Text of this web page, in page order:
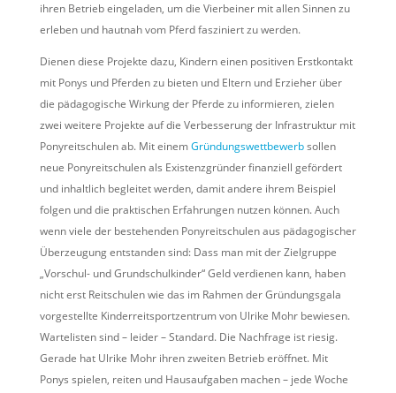
ihren Betrieb eingeladen, um die Vierbeiner mit allen Sinnen zu
erleben und hautnah vom Pferd fasziniert zu werden.
Dienen diese Projekte dazu, Kindern einen positiven Erstkontakt
mit Ponys und Pferden zu bieten und Eltern und Erzieher über
die pädagogische Wirkung der Pferde zu informieren, zielen
zwei weitere Projekte auf die Verbesserung der Infrastruktur mit
Ponyreitschulen ab. Mit einemGründungswettbewerbsollen
neue Ponyreitschulen als Existenzgründer finanziell gefördert
und inhaltlich begleitet werden, damit andere ihrem Beispiel
folgen und die praktischen Erfahrungen nutzen können. Auch
wenn viele der bestehenden Ponyreitschulen aus pädagogischer
Überzeugung entstanden sind: Dass man mit der Zielgruppe
„Vorschul- und Grundschulkinder“ Geld verdienen kann, haben
nicht erst Reitschulen wie das im Rahmen der Gründungsgala
vorgestellte Kinderreitsportzentrum von Ulrike Mohr bewiesen.
Wartelisten sind – leider – Standard. Die Nachfrage ist riesig.
Gerade hat Ulrike Mohr ihren zweiten Betrieb eröffnet. Mit
Ponys spielen, reiten und Hausaufgaben machen – jede Woche